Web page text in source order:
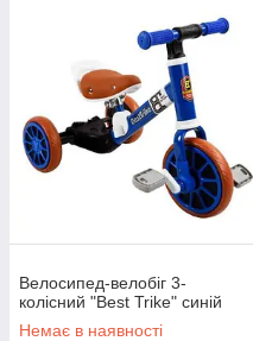
Велосипед-велобіг 3-
колісний "Best Trike" синій
Немає в наявності